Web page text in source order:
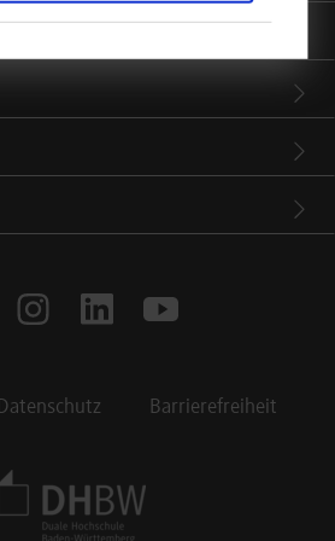
instagramlinkedinyoutube
Datenschutz Barrierefreiheit